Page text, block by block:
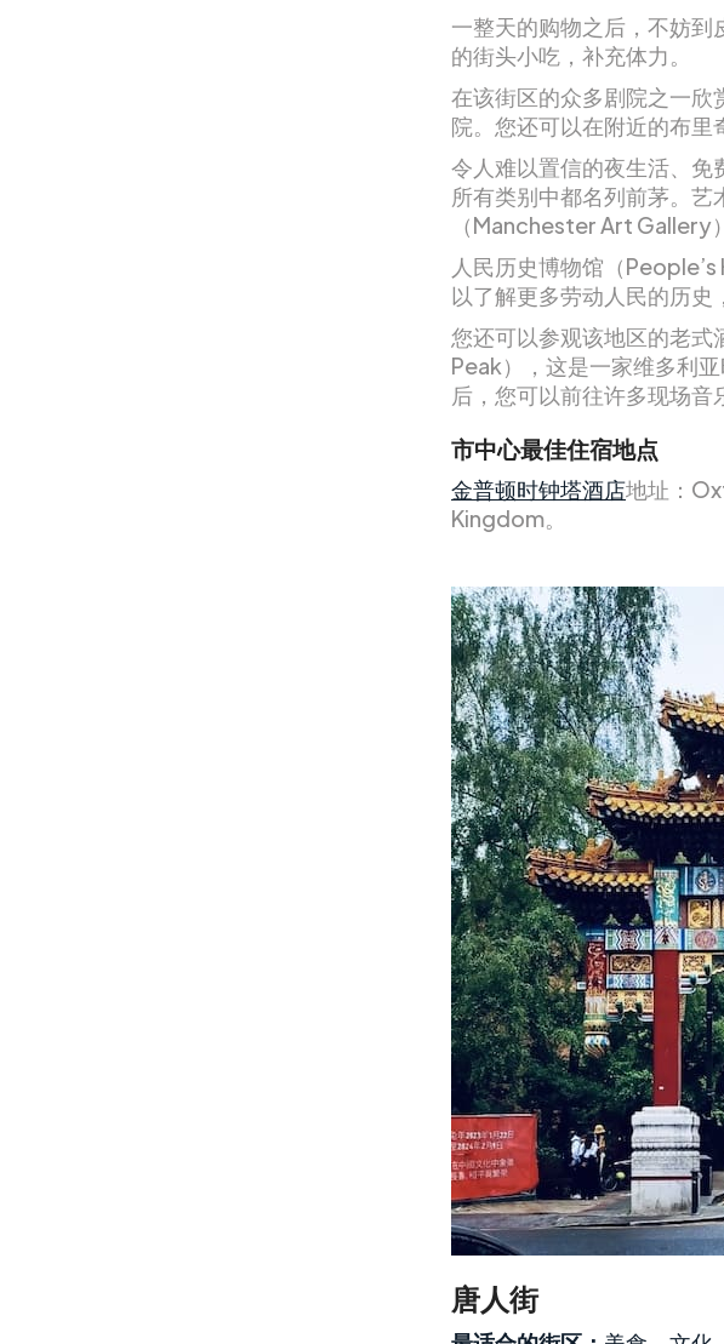
一整天的购物之后，不妨
的街头小吃，补充体力。
在该街区的众多剧院之一欣
院。您还可以在附近的布里
令人难以置信的夜生活、免
所有类别中都名列前茅。
（Manchester Art Gallery
人民历史博物馆（
以了解更多劳动人民的历史
您还可以参观该地区的老
Peak），这是一家维多利
后，您可以前往许多现场音
市中心最佳住宿地点
金普顿时钟塔酒店地址：
Kingdom。
唐人街